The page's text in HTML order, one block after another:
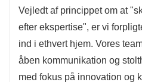
Vejledt af princippet om at
efter ekspertise", er vi
ind i ethvert hjem. Vores
åben kommunikation og
med fokus på innovation og